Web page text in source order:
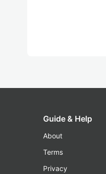
Guide & Help
About
Terms
Privacy